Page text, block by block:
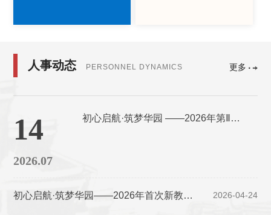
人事动态 PERSONNEL DYNAMICS 更多
初心启航·筑梦华园 ——2026年第Ⅱ期
14
2026.07
初心启航·筑梦华园——2026年首次新教工
2026-04-24